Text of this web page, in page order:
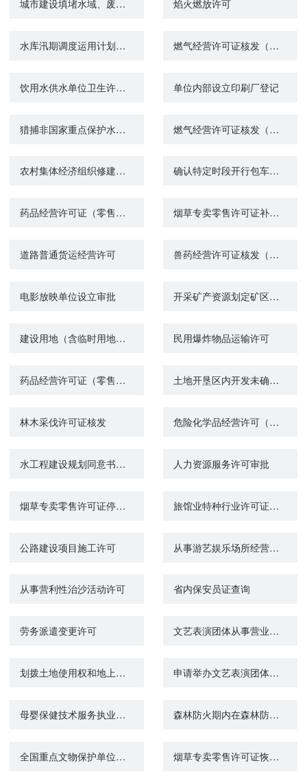
城市建设填堵水域、废除围堤审核 焰火燃放许可
水库汛期调度运用计划审批 燃气经营许可证核发（申请）
饮用水供水单位卫生许可（变更） 单位内部设立印刷厂登记
猎捕非国家重点保护水生野生动物审批 燃气经营许可证核发（注销）
农村集体经济组织修建水库审批 确认特定时段开行包车或者加班车资质
药品经营许可证（零售）变更（许可事项） 烟草专卖零售许可证补办办理
道路普通货运经营许可 兽药经营许可证核发（非生物制品类）
电影放映单位设立审批 开采矿产资源划定矿区范围批准
建设用地（含临时用地）规划许可证核发 民用爆炸物品运输许可
药品经营许可证（零售）换发 土地开垦区内开发未确定使用权的国有土地从事生产审查
林木采伐许可证核发 危险化学品经营许可（变更）
水工程建设规划同意书审查结果查询 人力资源服务许可审批
烟草专卖零售许可证停业办理 旅馆业特种行业许可证核发
公路建设项目施工许可 从事游艺娱乐场所经营活动的审批
从事营利性治沙活动许可 省内保安员证查询
劳务派遣变更许可 文艺表演团体从事营业性演出活动延续
划拨土地使用权和地上建筑物及附着物所有权抵押审批 申请举办文艺表演团体、个人参加的营业性演出增加演出地备案
母婴保健技术服务执业许可（机构变更） 森林防火期内在森林防火区野外用火活动审批
全国重点文物保护单位、省级及以下文物保护单位（含省级水下文物保护单位、水下文物保护区）的认定 烟草专卖零售许可证恢复营业办理